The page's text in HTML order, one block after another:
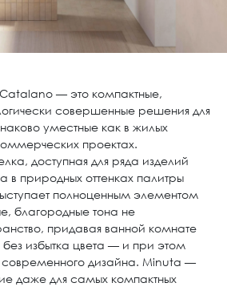
— это компактные,
совершенные решения для
уместные как в жилых
проектах.
доступная для ряда изделий
в природных оттенках палитры
полноценным элементом
благородные тона не
придавая ванной комнате
избытка цвета — и при этом
современного дизайна. Minuta —
даже для самых компактных